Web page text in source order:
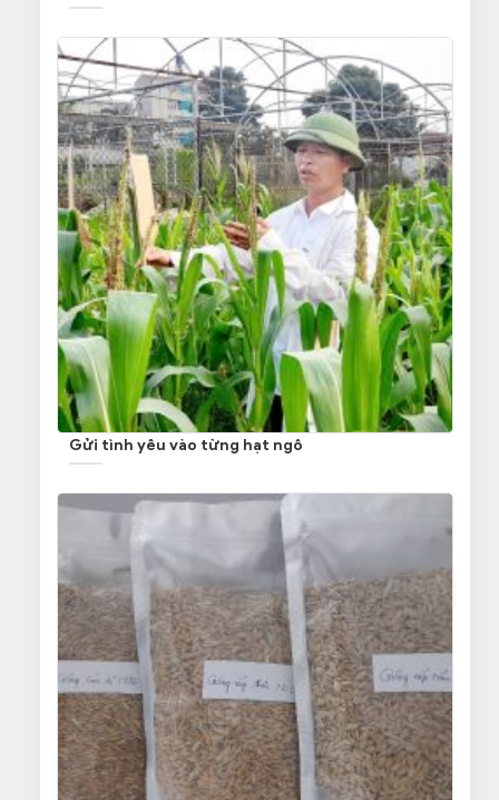
Gửi tình yêu vào từng hạt ngô